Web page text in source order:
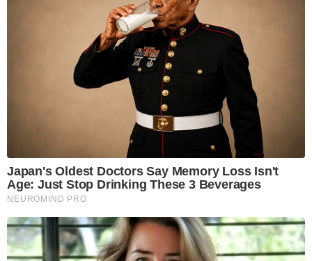
Japan's Oldest Doctors Say Memory Loss Isn't
Age: Just Stop Drinking These 3 Beverages
NEUROMIND PRO